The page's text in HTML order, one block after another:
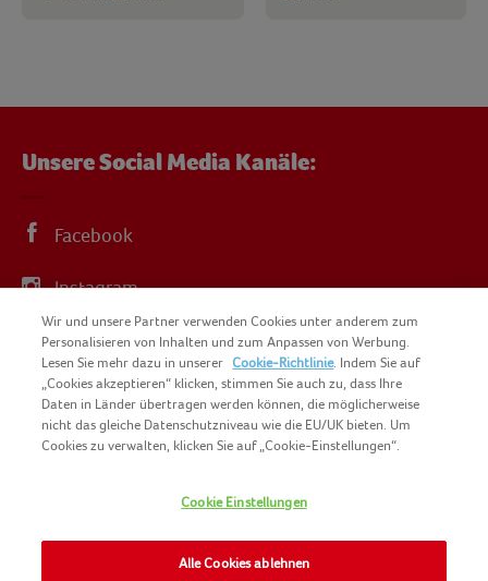
Unsere Social Media Kanäle:
Facebook
Instagram
YouTube
SITEMAP
KONTAKT
IMPRESSUM
Wir und unsere Partner verwenden Cookies unter anderem zum
Personalisieren von Inhalten und zum Anpassen von Werbung.
Lesen Sie mehr dazu in unserer Cookie-Richtlinie. Indem Sie auf
„Cookies akzeptieren“ klicken, stimmen Sie auch zu, dass Ihre
Daten in Länder übertragen werden können, die möglicherweise
nicht das gleiche Datenschutzniveau wie die EU/UK bieten. Um
Cookies zu verwalten, klicken Sie auf „Cookie-Einstellungen“.
Cookie Einstellungen
Alle Cookies ablehnen